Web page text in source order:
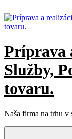
na
obsah
Príprava
Služby,
tovaru.
Naša firma na trhu v